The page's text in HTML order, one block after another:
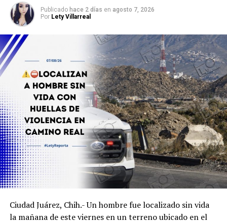
Publicado hace 2 días en agosto 7, 2026
Por Lety Villarreal
Ciudad Juárez, Chih.- Un hombre fue localizado sin vida
la mañana de este viernes en un terreno ubicado en el